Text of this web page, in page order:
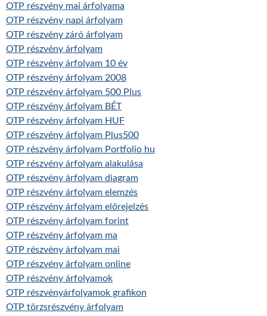
OTP részvény mai árfolyama
OTP részvény napi árfolyam
OTP részvény záró árfolyam
OTP részvény árfolyam
OTP részvény árfolyam 10 év
OTP részvény árfolyam 2008
OTP részvény árfolyam 500 Plus
OTP részvény árfolyam BÉT
OTP részvény árfolyam HUF
OTP részvény árfolyam Plus500
OTP részvény árfolyam Portfolio hu
OTP részvény árfolyam alakulása
OTP részvény árfolyam diagram
OTP részvény árfolyam elemzés
OTP részvény árfolyam előrejelzés
OTP részvény árfolyam forint
OTP részvény árfolyam ma
OTP részvény árfolyam mai
OTP részvény árfolyam online
OTP részvény árfolyamok
OTP részvényárfolyamok grafikon
OTP törzsrészvény árfolyam